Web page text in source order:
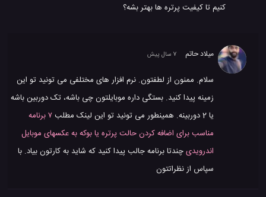
کنیم تا کیفیت پرتره ها بهتر بشه؟
میلاد حاتم 7 سال پیش
سلام. ممنون از لطفتون. نرم افزار های مختلفی می تونید تو این
زمینه پیدا کنید. بستگی داره موبایلتون چی باشه، تک دوربین باشه
یا 2 دوربینه. همینطور می تونید تو این لینک مطلب
۷ برنامه
مناسب برای اضافه کردن حالت پرتره یا بوکه به عکسهای موبایل
اندرویدیچندتا برنامه جالب پیدا کنید که شاید به کارتون بیاد. با
سپاس از نظراتتون